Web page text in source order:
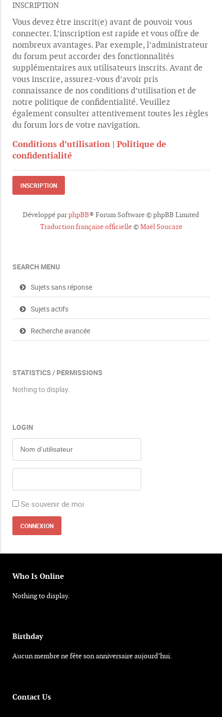
INSCRIPTION
Vous devez être inscrit(e) avant de pouvoir vous
connecter. L’inscription est rapide et vous offre de
nombreux avantages. Par exemple, l’administrateur
du forum peut accorder des fonctionnalités
supplémentaires aux utilisateurs inscrits. Avant de
vous inscrire, assurez-vous d’avoir pris
connaissance de nos conditions d’utilisation et de
notre politique de confidentialité. Veuillez
également consulter attentivement toutes les règles
du forum lors de votre navigation.
Conditions d’utilisation | Politique de
confidentialité
INSCRIPTION
Développé parphpBB® Forum Software © phpBB Limited
Traduction française officielle©Maël Soucaze
SEARCH MENU
Sujets sans réponse
Sujets actifs
Recherche avancée
STATISTICS / PERMISSIONS
Nothing to display.
LOGIN
Se souvenir de moi
Who Is Online
Nothing to display.
Birthday
Aucun membre ne fête son anniversaire aujourd’hui.
Contact Us